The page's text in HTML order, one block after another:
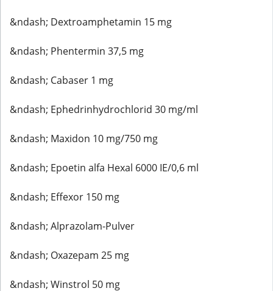
&ndash; Dextroamphetamin 15 mg
&ndash; Phentermin 37,5 mg
&ndash; Cabaser 1 mg
&ndash; Ephedrinhydrochlorid 30 mg/ml
&ndash; Maxidon 10 mg/750 mg
&ndash; Epoetin alfa Hexal 6000 IE/0,6 ml
&ndash; Effexor 150 mg
&ndash; Alprazolam-Pulver
&ndash; Oxazepam 25 mg
&ndash; Winstrol 50 mg